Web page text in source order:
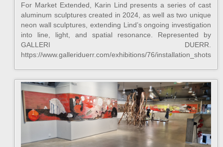
For Market Extended, Karin Lind presents a series of cast
aluminum sculptures created in 2024, as well as two unique
neon wall sculptures, extending Lind’s ongoing investigation
into line, light, and spatial resonance. Represented by
GALLERI DUERR.
https://www.galleriduerr.com/exhibitions/76/installation_shots/‍